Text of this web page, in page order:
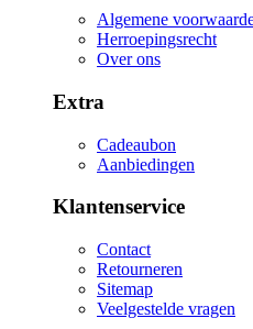
Algemene
Herroepingsrecht
Over ons
Extra
Cadeaubon
Aanbiedingen
Klantenservice
Contact
Retourneren
Sitemap
Veelgestelde vragen